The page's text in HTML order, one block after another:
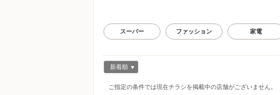
スーパー ファッション 家電
新着順
ご指定の条件では現在チラシを掲載中の店舗がございません。